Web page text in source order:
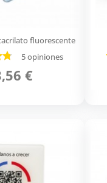
fluorescente
5 opiniones
€